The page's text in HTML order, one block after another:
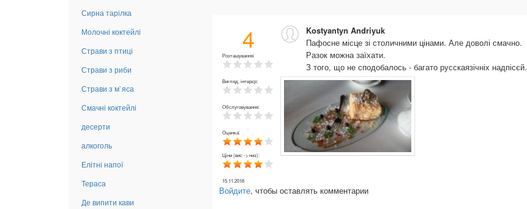
Сирна тарілка
Молочні коктейлі
Страви з птиці
Страви з риби
Страви з м`яса
Смачні коктейлі
десерти
алкоголь
Елітні напої
Тераса
Де випити кави
4
Розташування:
Вигляд, інтерєр:
Обслуговування:
Оценка:
Ціни (вис -> низ):
Kostyantyn Andriyuk
Пафосне місце зі столичними цінами. Але доволі смачно.
Разок можна заїхати.
З того, що не сподобалось - багато русскаязічніх надпісєй.
15.11.2018
Войдите, чтобы оставлять комментарии